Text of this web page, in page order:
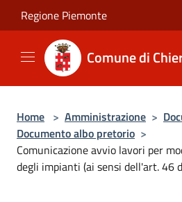
Salta al contenuto principale
Regione Piemonte
Comune di
Home > Amministrazione >
Documento albo pretorio >
Comunicazione avvio lavori per
degli impianti (ai sensi dell'art. 46